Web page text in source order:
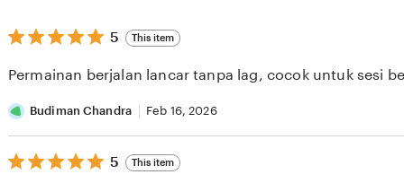
5
out
5
5 This item
Permainan berjalan lancar tanpa lag, cocok untuk sesi
Budiman Chandra Feb 16, 2026
5
out
5 This item